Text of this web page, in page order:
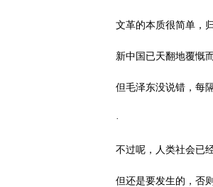
文革的本质很简单，
新中国已天翻地覆慨
但毛泽东没说错，每
·
不过呢，人类社会已
但还是要发生的，否